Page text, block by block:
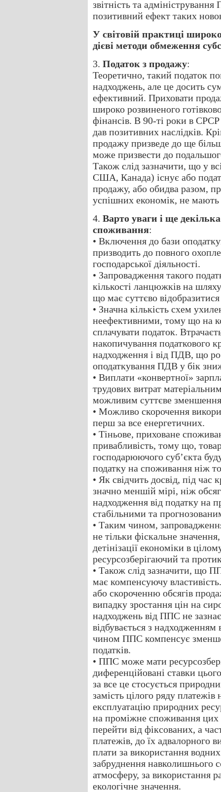
звітність та
позитивний ефект таких
У світовій практиці
дієві методи обмеження
3. Податок з продажу:
Теоретично, такий податок
надходжень, але це досить
ефективний. Приховати
широко розвиненого
фінансів. В 90-ті роки в СРСР
дав позитивних наслідків.
продажу призведе до ще
може призвести до
Також слід зазначити, що у
США, Канада) існує або
продажу, або обидва разом,
успішних економік, не
4. Варто уваги і ще
споживання:
• Включення до бази
призводить до повного
господарської діяльності.
• Запровадження такого
кількості ланцюжків на
що має суттєво
• Значна кількість схем
неефективними, тому що на
сплачувати податок.
накопичування податкового
надходження і від ПДВ, що
оподаткування ПДВ у бік
• Виплати «конвертної»
трудових витрат
можливим суттєве зменшення
• Можливо скорочення
перш за все енергетичних.
• Тіньове, приховане
привабливість, тому що,
господарюючого суб’єкта
податку на споживання ніж
• Як свідчить досвід, під час
значно меншій мірі, ніж
надходження від податку на
стабільними та
• Таким чином,
не тільки фіскальне
детінізації економіки в
ресурсозберігаючий та
• Також слід зазначити, що
має компенсуючу
або скороченню обсягів
випадку зростання цін на
надходжень від ППС не
відбувається з
чином ППС компенсує
податків.
• ППС може мати
диференційовані ставки
за все це стосується
замість цілого ряду
експлуатацію природних
на проміжне споживання цих
перейти від фіксованих, а
платежів, до їх адвалорного
плати за використання
забруднення навколишнього
атмосферу, за використання
екологічне значення.